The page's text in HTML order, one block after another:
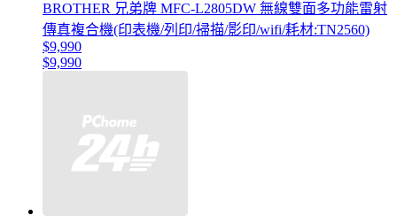
BROTHER 兄弟牌 MFC-L2805DW 無線雙面多功能雷射
傳真複合機(印表機/列印/掃描/影印/wifi/耗材:TN2560)
$9,990
$9,990